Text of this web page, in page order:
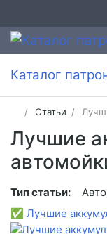
Каталог
Статьи
Лучшие
Тип статьи:
✅ Лучшие